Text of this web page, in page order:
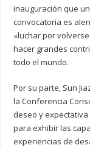
inauguración que
convocatoria es
«luchar por
hacer grandes
todo el mundo.
Por su parte, Sun
la Conferencia
deseo y
para exhibir las
experiencias de